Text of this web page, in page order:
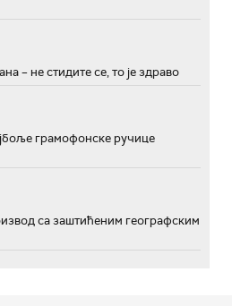
– не стидите се, то је здраво
грамофонске ручице
са заштићеним географским